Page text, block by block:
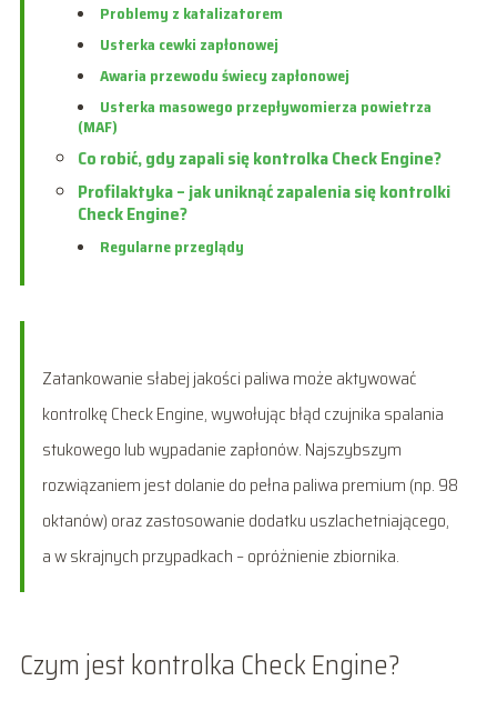
Problemy z katalizatorem
Usterka cewki zapłonowej
Awaria przewodu świecy zapłonowej
Usterka masowego przepływomierza powietrza
(MAF)
Co robić, gdy zapali się kontrolka Check Engine?
Profilaktyka – jak uniknąć zapalenia się kontrolki
Check Engine?
Regularne przeglądy
Zatankowanie słabej jakości paliwa może aktywować
kontrolkę Check Engine, wywołując błąd czujnika spalania
stukowego lub wypadanie zapłonów. Najszybszym
rozwiązaniem jest dolanie do pełna paliwa premium (np. 98
oktanów) oraz zastosowanie dodatku uszlachetniającego,
a w skrajnych przypadkach – opróżnienie zbiornika.
Czym jest kontrolka Check Engine?